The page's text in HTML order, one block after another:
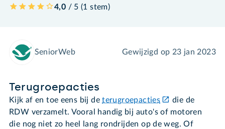
4,0 / 5 (1 stem)
SeniorWeb Gewijzigd op 23 jan 2023
Terugroepacties
Kijk af en toe eens bij deterugroepacties
die de
RDW verzamelt. Vooral handig bij auto's of motoren
die nog niet zo heel lang rondrijden op de weg. Of